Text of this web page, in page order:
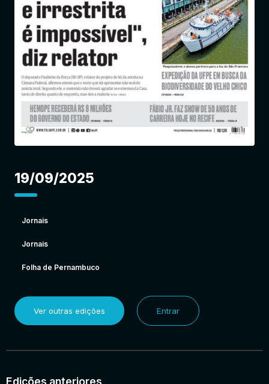
Entrar
19/09/2025
Jornais
Jornais
Folha de Pernambuco
Ver outras edições Entrar
Edições anteriores